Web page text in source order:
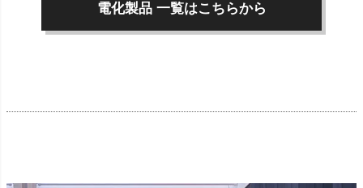
電化製品 一覧はこちらから